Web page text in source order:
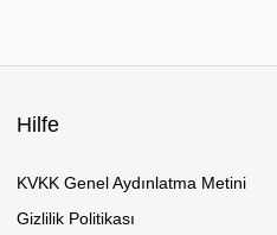
Hilfe
KVKK Genel Aydınlatma Metini
Gizlilik Politikası